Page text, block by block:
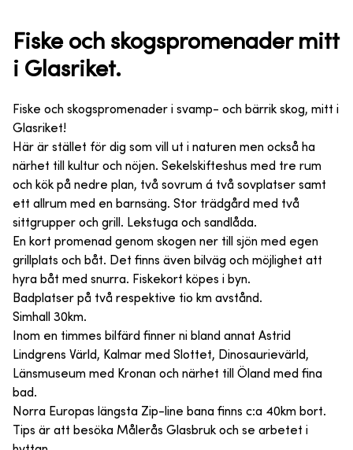
Fiske och skogspromenader mitt
i Glasriket.
Fiske och skogspromenader i svamp- och bärrik skog, mitt i
Glasriket!
Här är stället för dig som vill ut i naturen men också ha
närhet till kultur och nöjen. Sekelskifteshus med tre rum
och kök på nedre plan, två sovrum á två sovplatser samt
ett allrum med en barnsäng. Stor trädgård med två
sittgrupper och grill. Lekstuga och sandlåda.
En kort promenad genom skogen ner till sjön med egen
grillplats och båt. Det finns även bilväg och möjlighet att
hyra båt med snurra. Fiskekort köpes i byn.
Badplatser på två respektive tio km avstånd.
Simhall 30km.
Inom en timmes bilfärd finner ni bland annat Astrid
Lindgrens Värld, Kalmar med Slottet, Dinosaurievärld,
Länsmuseum med Kronan och närhet till Öland med fina
bad.
Norra Europas längsta Zip-line bana finns c:a 40km bort.
Tips är att besöka Målerås Glasbruk och se arbetet i